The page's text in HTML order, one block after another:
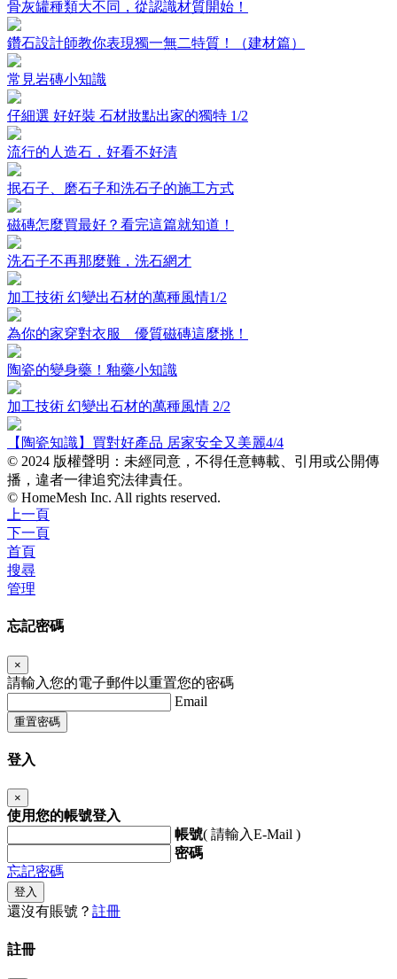
骨灰罐種類大不同，從認識材質開始！
鑽石設計師教你表現獨一無二特質！（建材篇）
常見岩磚小知識
仔細選 好好裝 石材妝點出家的獨特 1/2
流行的人造石，好看不好清
抿石子、磨石子和洗石子的施工方式
磁磚怎麼買最好？看完這篇就知道！
洗石子不再那麼難，洗石網才
加工技術 幻變出石材的萬種風情1/2
為你的家穿對衣服 優質磁磚這麼挑！
陶瓷的變身藥！釉藥小知識
加工技術 幻變出石材的萬種風情 2/2
【陶瓷知識】買對好產品 居家安全又美麗4/4
© 2024 版權聲明：未經同意，不得任意轉載、引用或公開傳
播，違者一律追究法律責任。
© HomeMesh Inc. All rights reserved.
上一頁
下一頁
首頁
搜尋
管理
忘記密碼
×
請輸入您的電子郵件以重置您的密碼
Email
重置密碼
登入
×
使用您的帳號登入
帳號( 請輸入E-Mail )
密碼
忘記密碼
登入
還沒有賬號？ 註冊
註冊